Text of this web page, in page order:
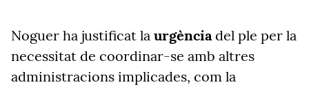
Noguer ha justificat la urgènciadel ple per la
necessitat de coordinar-se amb altres
administracions implicades, com la